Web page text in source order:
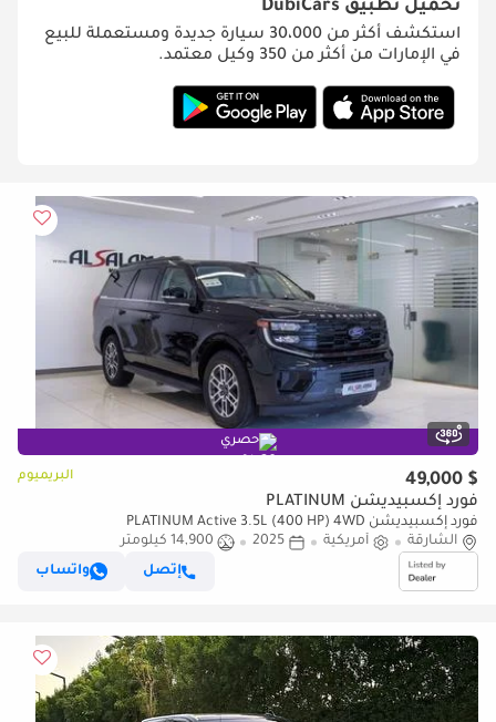
تحميل تطبيق DubiCars
استكشف أكثر من 30،000 سيارة جديدة ومستعملة للبيع
في الإمارات من أكثر من 350 وكيل معتمد.
حصري
$ 49,000 البريميوم
فورد إكسبيديشن PLATINUM
فورد إكسبيديشن PLATINUM Active 3.5L (400 HP) 4WD
الشارقة
أمريكية 2025
14,900 كيلومتر
إتصل
واتساب